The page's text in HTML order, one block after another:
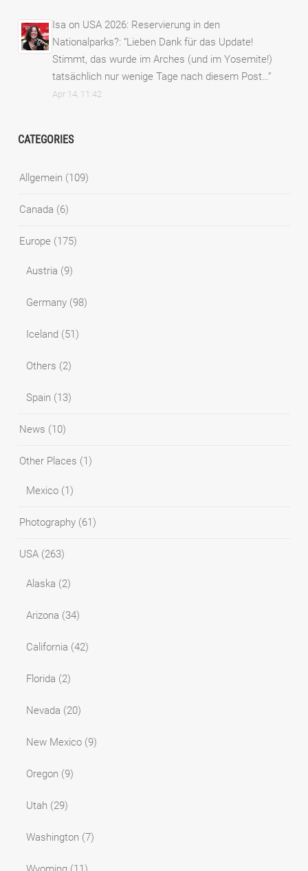
Isa on USA 2026: Reservierung in den
Nationalparks?: “Lieben Dank für das Update!
Stimmt, das wurde im Arches (und im Yosemite!)
tatsächlich nur wenige Tage nach diesem Post…”
Apr 14, 11:42
CATEGORIES
Allgemein (109)
Canada (6)
Europe (175)
Austria (9)
Germany (98)
Iceland (51)
Others (2)
Spain (13)
News (10)
Other Places (1)
Mexico (1)
Photography (61)
USA (263)
Alaska (2)
Arizona (34)
California (42)
Florida (2)
Nevada (20)
New Mexico (9)
Oregon (9)
Utah (29)
Washington (7)